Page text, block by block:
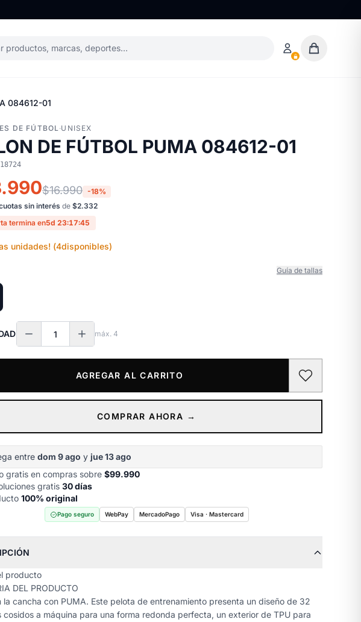
productos, marcas, deportes…
084612-01
DE FÚTBOL·UNISEX
DE FÚTBOL PUMA 084612-01
$16.990 -18%
sin interés de $2.332
termina en5d 23:17:44
unidades! (4disponibles)
Guía de tallas
máx. 4
AGREGAR AL CARRITO
COMPRAR AHORA →
entre dom 9 ago y jue 13 ago
gratis en compras sobre $99.990
gratis 30 días
100% original
Pago seguro WebPay MercadoPago Visa · Mastercard
producto
DEL PRODUCTO
la cancha con PUMA. Este pelota de entrenamiento presenta un diseño de 32
cosidos a máquina para una forma redonda perfecta, un exterior de TPU para